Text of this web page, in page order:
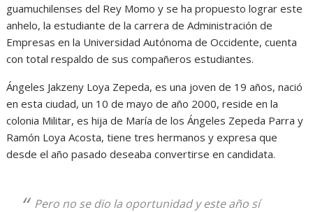
guamuchilenses del Rey Momo y se ha propuesto lograr este
anhelo, la estudiante de la carrera de Administración de
Empresas en la Universidad Autónoma de Occidente, cuenta
con total respaldo de sus compañeros estudiantes.
Ángeles Jakzeny Loya Zepeda, es una joven de 19 años, nació
en esta ciudad, un 10 de mayo de año 2000, reside en la
colonia Militar, es hija de María de los Ángeles Zepeda Parra y
Ramón Loya Acosta, tiene tres hermanos y expresa que
desde el año pasado deseaba convertirse en candidata.
Pero no se dio la oportunidad y este año sí